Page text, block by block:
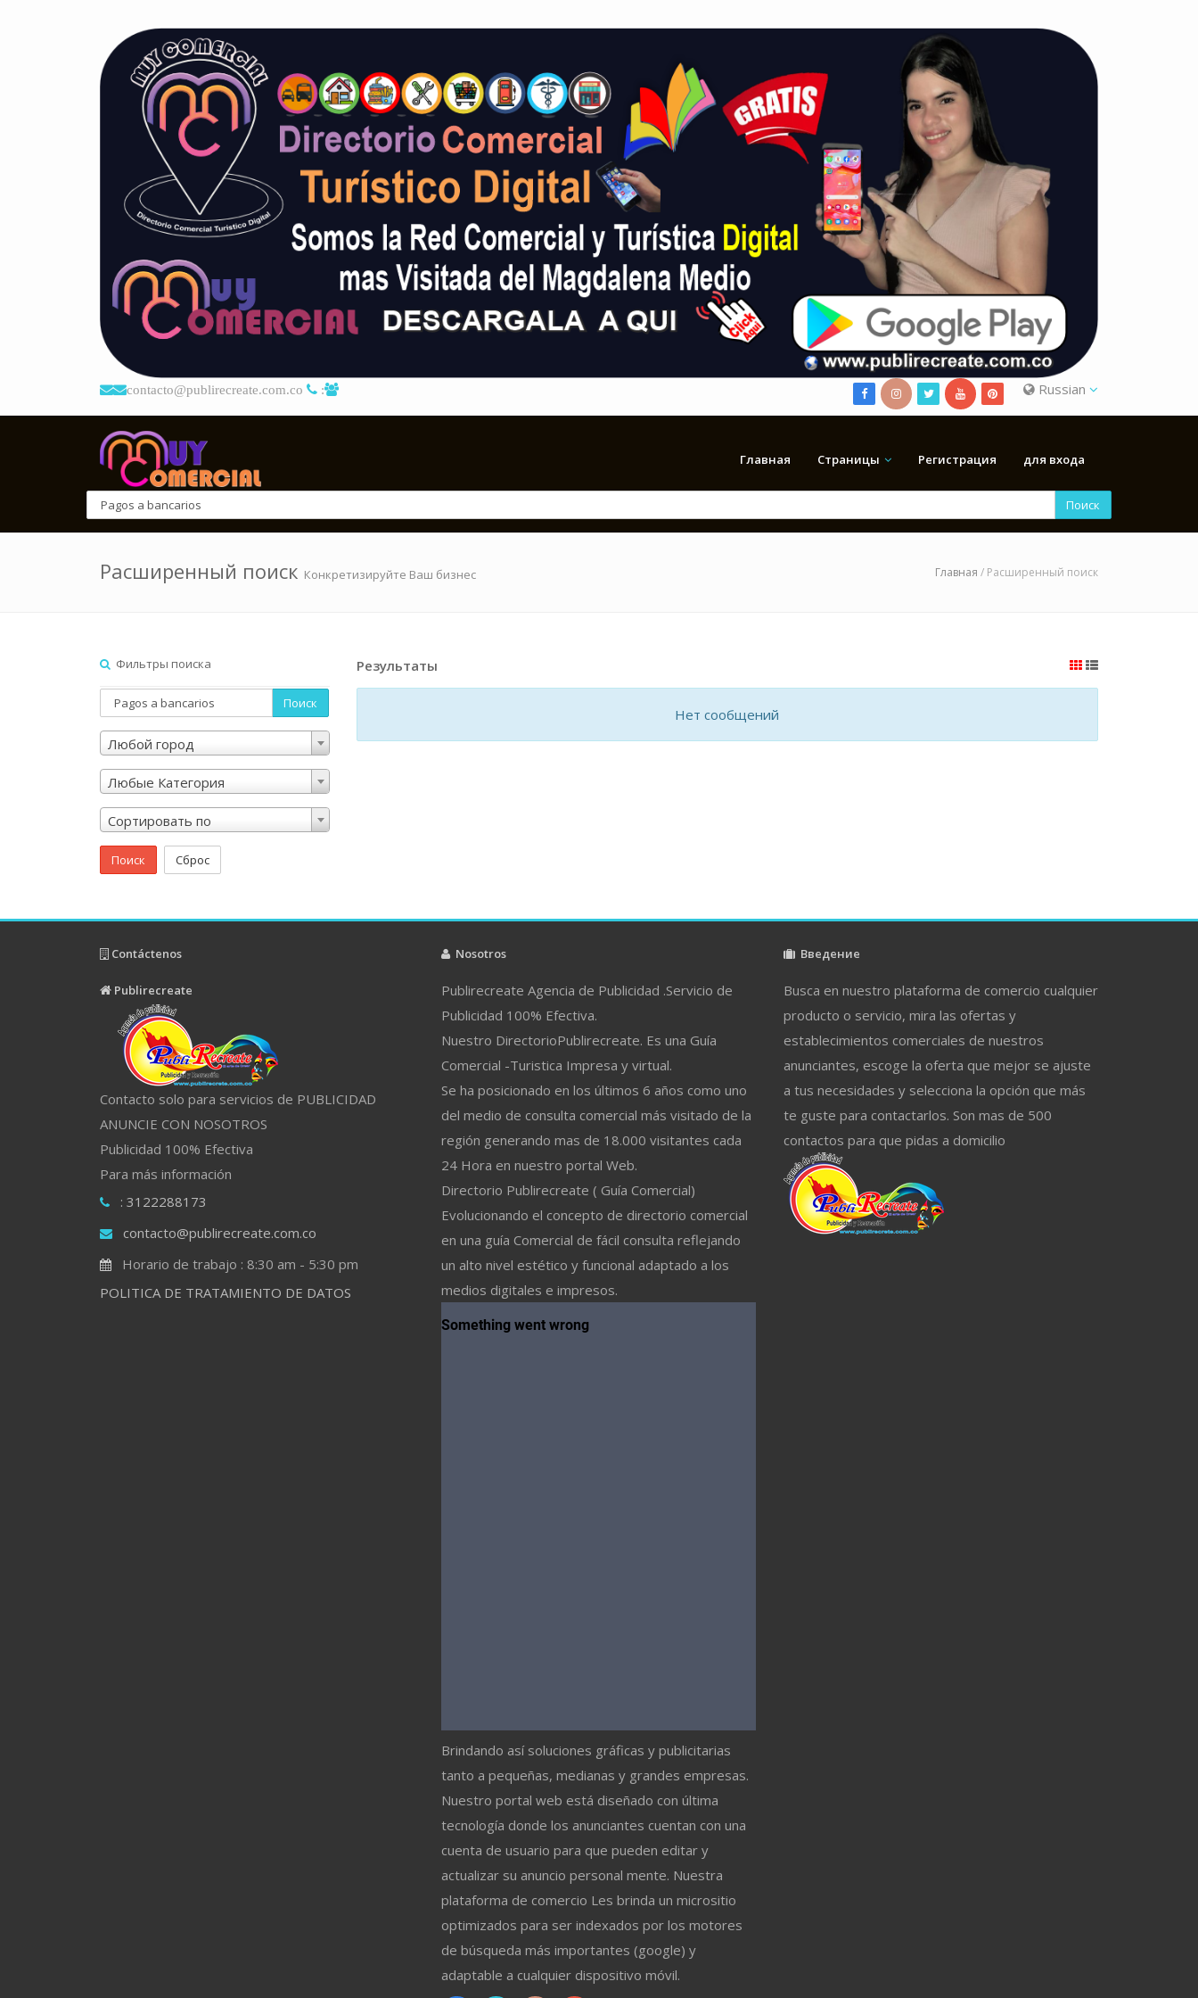
contacto@publirecreate.com.co : Russian
Главная Страницы Регистрация для входа
Поиск
Расширенный поиск Конкретизируйте Ваш бизнес Главная / Расширенный поиск
Фильтры поиска
Поиск
Любой город
Любые Категория
Сортировать по
Поиск Сброс
Результаты
Нет сообщений
Contáctenos
Publirecreate
Contacto solo para servicios de PUBLICIDAD
ANUNCIE CON NOSOTROS
Publicidad 100% Efectiva
Para más información
: 3122288173
contacto@publirecreate.com.co
Horario de trabajo : 8:30 am - 5:30 pm
POLITICA DE TRATAMIENTO DE DATOS
Nosotros
Publirecreate Agencia de Publicidad .Servicio de
Publicidad 100% Efectiva.
Nuestro DirectorioPublirecreate. Es una Guía
Comercial -Turistica Impresa y virtual.
Se ha posicionado en los últimos 6 años como uno
del medio de consulta comercial más visitado de la
región generando mas de 18.000 visitantes cada
24 Hora en nuestro portal Web.
Directorio Publirecreate ( Guía Comercial)
Evolucionando el concepto de directorio comercial
en una guía Comercial de fácil consulta reflejando
un alto nivel estético y funcional adaptado a los
medios digitales e impresos.
Brindando así soluciones gráficas y publicitarias
tanto a pequeñas, medianas y grandes empresas.
Nuestro portal web está diseñado con última
tecnología donde los anunciantes cuentan con una
cuenta de usuario para que pueden editar y
actualizar su anuncio personal mente. Nuestra
plataforma de comercio Les brinda un micrositio
optimizados para ser indexados por los motores
de búsqueda más importantes (google) y
adaptable a cualquier dispositivo móvil.
Введение
Busca en nuestro plataforma de comercio cualquier
producto o servicio, mira las ofertas y
establecimientos comerciales de nuestros
anunciantes, escoge la oferta que mejor se ajuste
a tus necesidades y selecciona la opción que más
te guste para contactarlos. Son mas de 500
contactos para que pidas a domicilio